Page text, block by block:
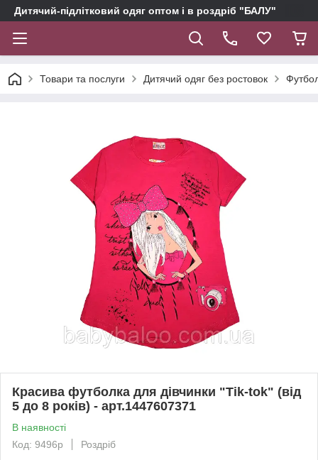
Дитячий-підлітковий одяг оптом і в роздріб "БАЛУ"
Товари та послуги Дитячий одяг без ростовок
Красива футболка для дівчинки "Tik-tok" (від
5 до 8 років) - арт.1447607371
В наявності
Код: 9496р
Роздріб